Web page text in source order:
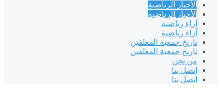
الأخبار الرياضية
الأخبار الرياضية
آراء رياضية
آراء رياضية
تاريخ جمعية المعلقين
تاريخ جمعية المعلقين
من نحن
إتصل بنا
اتصل بنا